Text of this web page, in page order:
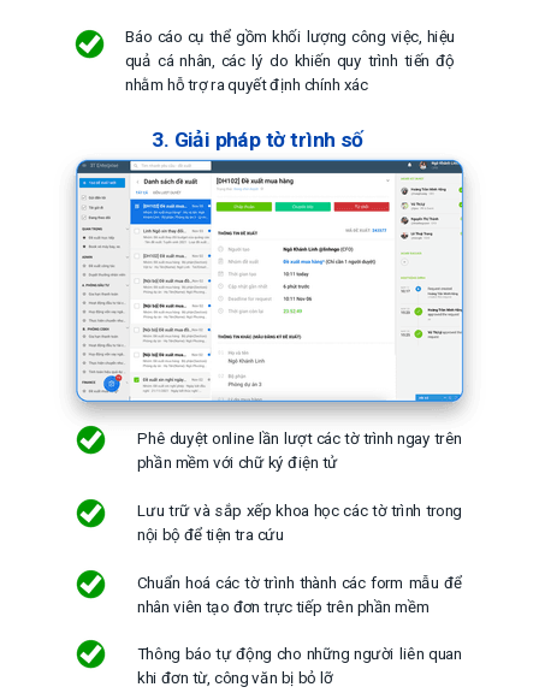
Báo cáo cụ thể gồm khối lượng công việc, hiệu
quả cá nhân, các lý do khiến quy trình tiến độ
nhằm hỗ trợ ra quyết định chính xác
3. Giải pháp tờ trình số
Phê duyệt online lần lượt các tờ trình ngay trên
phần mềm với chữ ký điện tử
Lưu trữ và sắp xếp khoa học các tờ trình trong
nội bộ để tiện tra cứu
Chuẩn hoá các tờ trình thành các form mẫu để
nhân viên tạo đơn trực tiếp trên phần mềm
Thông báo tự động cho những người liên quan
khi đơn từ, công văn bị bỏ lỡ